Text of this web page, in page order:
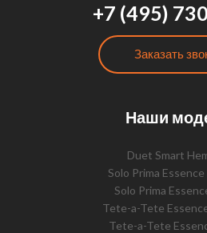
+7 (495)
Заказать
Наши
Duet Smart
Solo Prima
Solo Prima
Tete-a-Tete
Tete-a-Tete